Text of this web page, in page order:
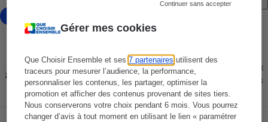
Gérer mes cookies
Que Choisir Ensemble et ses7 partenaires utilisent des
traceurs pour mesurer l’audience, la performance,
personnaliser les contenus, les partager, optimiser la
promotion et afficher des contenus provenant de sites tiers.
Nous conserverons votre choix pendant 6 mois. Vous pourrez
changer d’avis à tout moment en utilisant le lien « paramétrer
Continuer sans accepter
Marketplace
AUCHAN
Contenu réservé aux
abonnés